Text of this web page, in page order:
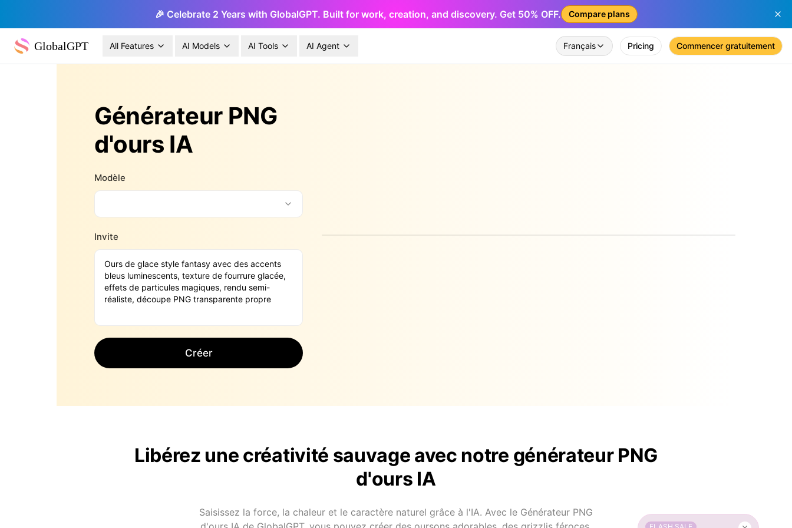
🎉 Celebrate 2 Years with GlobalGPT. Built for work, creation, and discovery. Get 50% OFF. Compare plans
GlobalGPT All Features AI Models AI Tools AI Agent Français Pricing Commencer gratuitement
Générateur PNG
d'ours IA
Modèle
Invite
Créer
Libérez une créativité sauvage avec notre générateur PNG
d'ours IA
Saisissez la force, la chaleur et le caractère naturel grâce à l'IA. Avec le Générateur PNG